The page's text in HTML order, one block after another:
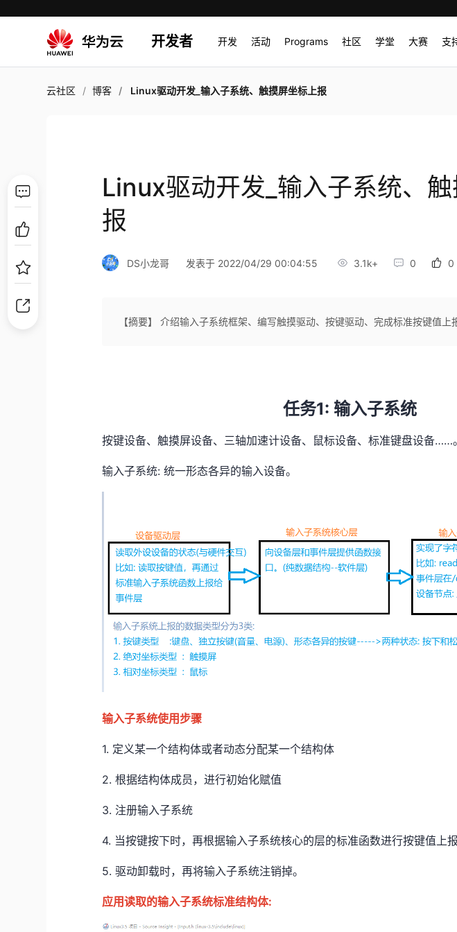
开发者 开发 活动 Programs 社区 学堂 大赛 支
云社区 博客 Linux驱动开发_输入子系统、触摸屏坐标上报
Linux驱动开发_输入子系统、
报
DS小龙哥 发表于 2022/04/29 00:04:55 3.1k+ 0 0
【摘要】 介绍输入子系统框架、编写触摸驱动、按键驱动、完成标准按键值上
任务1: 输入子系统
按键设备、触摸屏设备、三轴加速计设备、鼠标设备、标准键盘设备……。
输入子系统: 统一形态各异的输入设备。
输入子系统使用步骤
1.​ 定义某一个结构体或者动态分配某一个结构体
2.​根据结构体成员，进行初始化赋值
3.​ 注册输入子系统
4.​ 当按键按下时，再根据输入子系统核心的层的标准函数进行按键值上报
5.​驱动卸载时，再将输入子系统注销掉。
应用读取的输入子系统标准结构体: